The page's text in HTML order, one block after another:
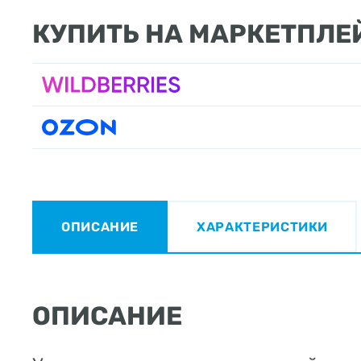
КУПИТЬ НА
ОПИСАНИЕ ХАРАКТЕРИСТИКИ
ОПИСАНИЕ